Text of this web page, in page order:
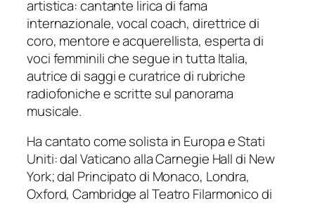
artistica: cantante lirica di fama
internazionale,vocal coach, direttrice di
coro, mentore e acquerellista, esperta di
voci femminili che segue in tutta Italia,
autrice di saggi e curatrice di rubriche
radiofoniche e scritte sul panorama
musicale.
Ha cantato come solista in Europa e Stati
Uniti: dal Vaticano alla Carnegie Hall di New
York; dal Principato di Monaco, Londra,
Oxford, Cambridge al Teatro Filarmonico di